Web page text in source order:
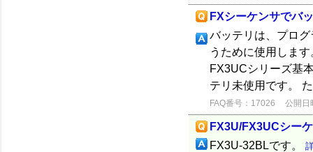
FXシーケンサでバ
バッテリは、プロ
うために使用しま
FX3UCシリーズ基
テリ未使用です。
FAQ番号：17026 公開日
FX3U/FX3UCシー
FX3U-32BLです。